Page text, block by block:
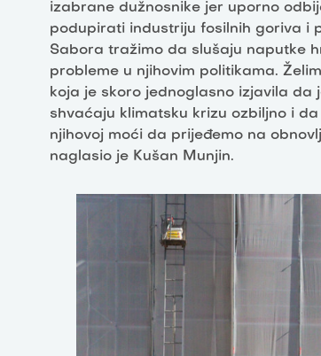
izabrane dužnosnike jer uporno
podupirati industriju fosilnih goriva i
Sabora tražimo da slušaju naputke
probleme u njihovim politikama.
koja je skoro jednoglasno izjavila da
shvaćaju klimatsku krizu ozbiljno i
njihovoj moći da prijeđemo na
naglasio je Kušan Munjin.